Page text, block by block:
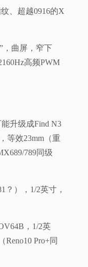
、超越0916的X
，曲屏，窄下
高频PWM
升级成Find N3
等效23mm（重
789同级
？），1/2英寸，
，1/2英
Reno10 Pro+同